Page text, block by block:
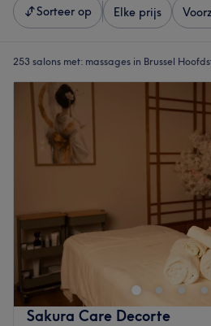
Sorteer op Elke prijs
253 salons met: massages in Brussel
Sakura Care Decorte